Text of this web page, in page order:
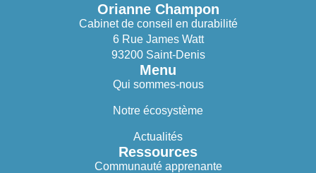
Orianne Champon
Cabinet de conseil en durabilité
6 Rue James Watt
93200 Saint-Denis
Menu
Qui sommes-nous
Notre écosystème
Actualités
Ressources
Communauté apprenante